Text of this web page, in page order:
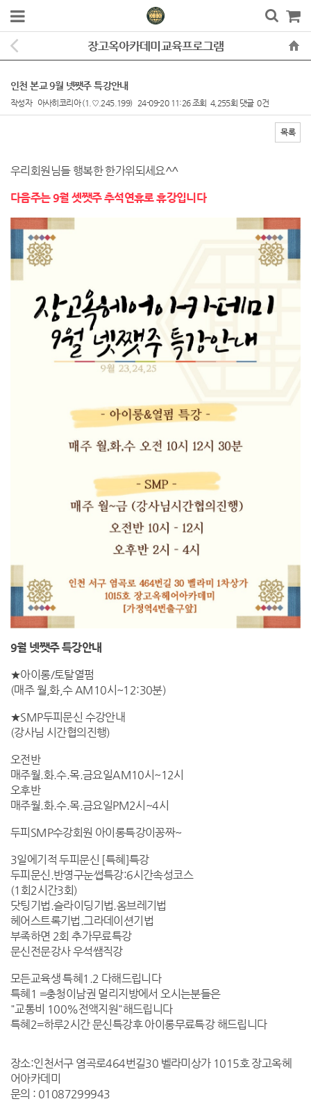
장고옥아카데미교육프로그램
인천 본교 9월 넷쨋주 특강안내
작성자 아사히코리아(1.♡.245.199) 24-09-20 11:26조회 4,255회 댓글 0건
목록
우리회원님들 행복한 한가위되세요^^
다음주는 9월 셋쨋주 추석연휴로 휴강입니다
9월 넷쨋주 특강안내
★아이롱/토탈열펌
(매주 월,화,수 AM10시~12:30분)
★SMP두피문신 수강안내
(강사님 시간협의진행)
오전반
매주월.화.수.목.금요일AM10시~12시
오후반
매주월.화.수.목.금요일PM2시~4시
두피SMP수강회원 아이롱특강이꽁짜~
3일에기적 두피문신 [특혜]특강
두피문신.반영구눈썹특강:6시간속성코스
(1회2시간3회)
닷팅기법.슬라이딩기법.옴브레기법
헤어스트록기법.그라데이션기법
부족하면 2회 추가무료특강
문신전문강사 우석쌤직강
모든교육생 특혜1.2 다해드립니다
특혜1 =충청이남권 멀리지방에서 오시는분들은
"교통비 100%전액지원"해드립니다
특혜2=하루2시간 문신특강후 아이롱무료특강 해드립니다
장소:인천서구 염곡로464번길30 벨라미상가 1015호 장고옥헤
어아카데미
문의 : 01087299943